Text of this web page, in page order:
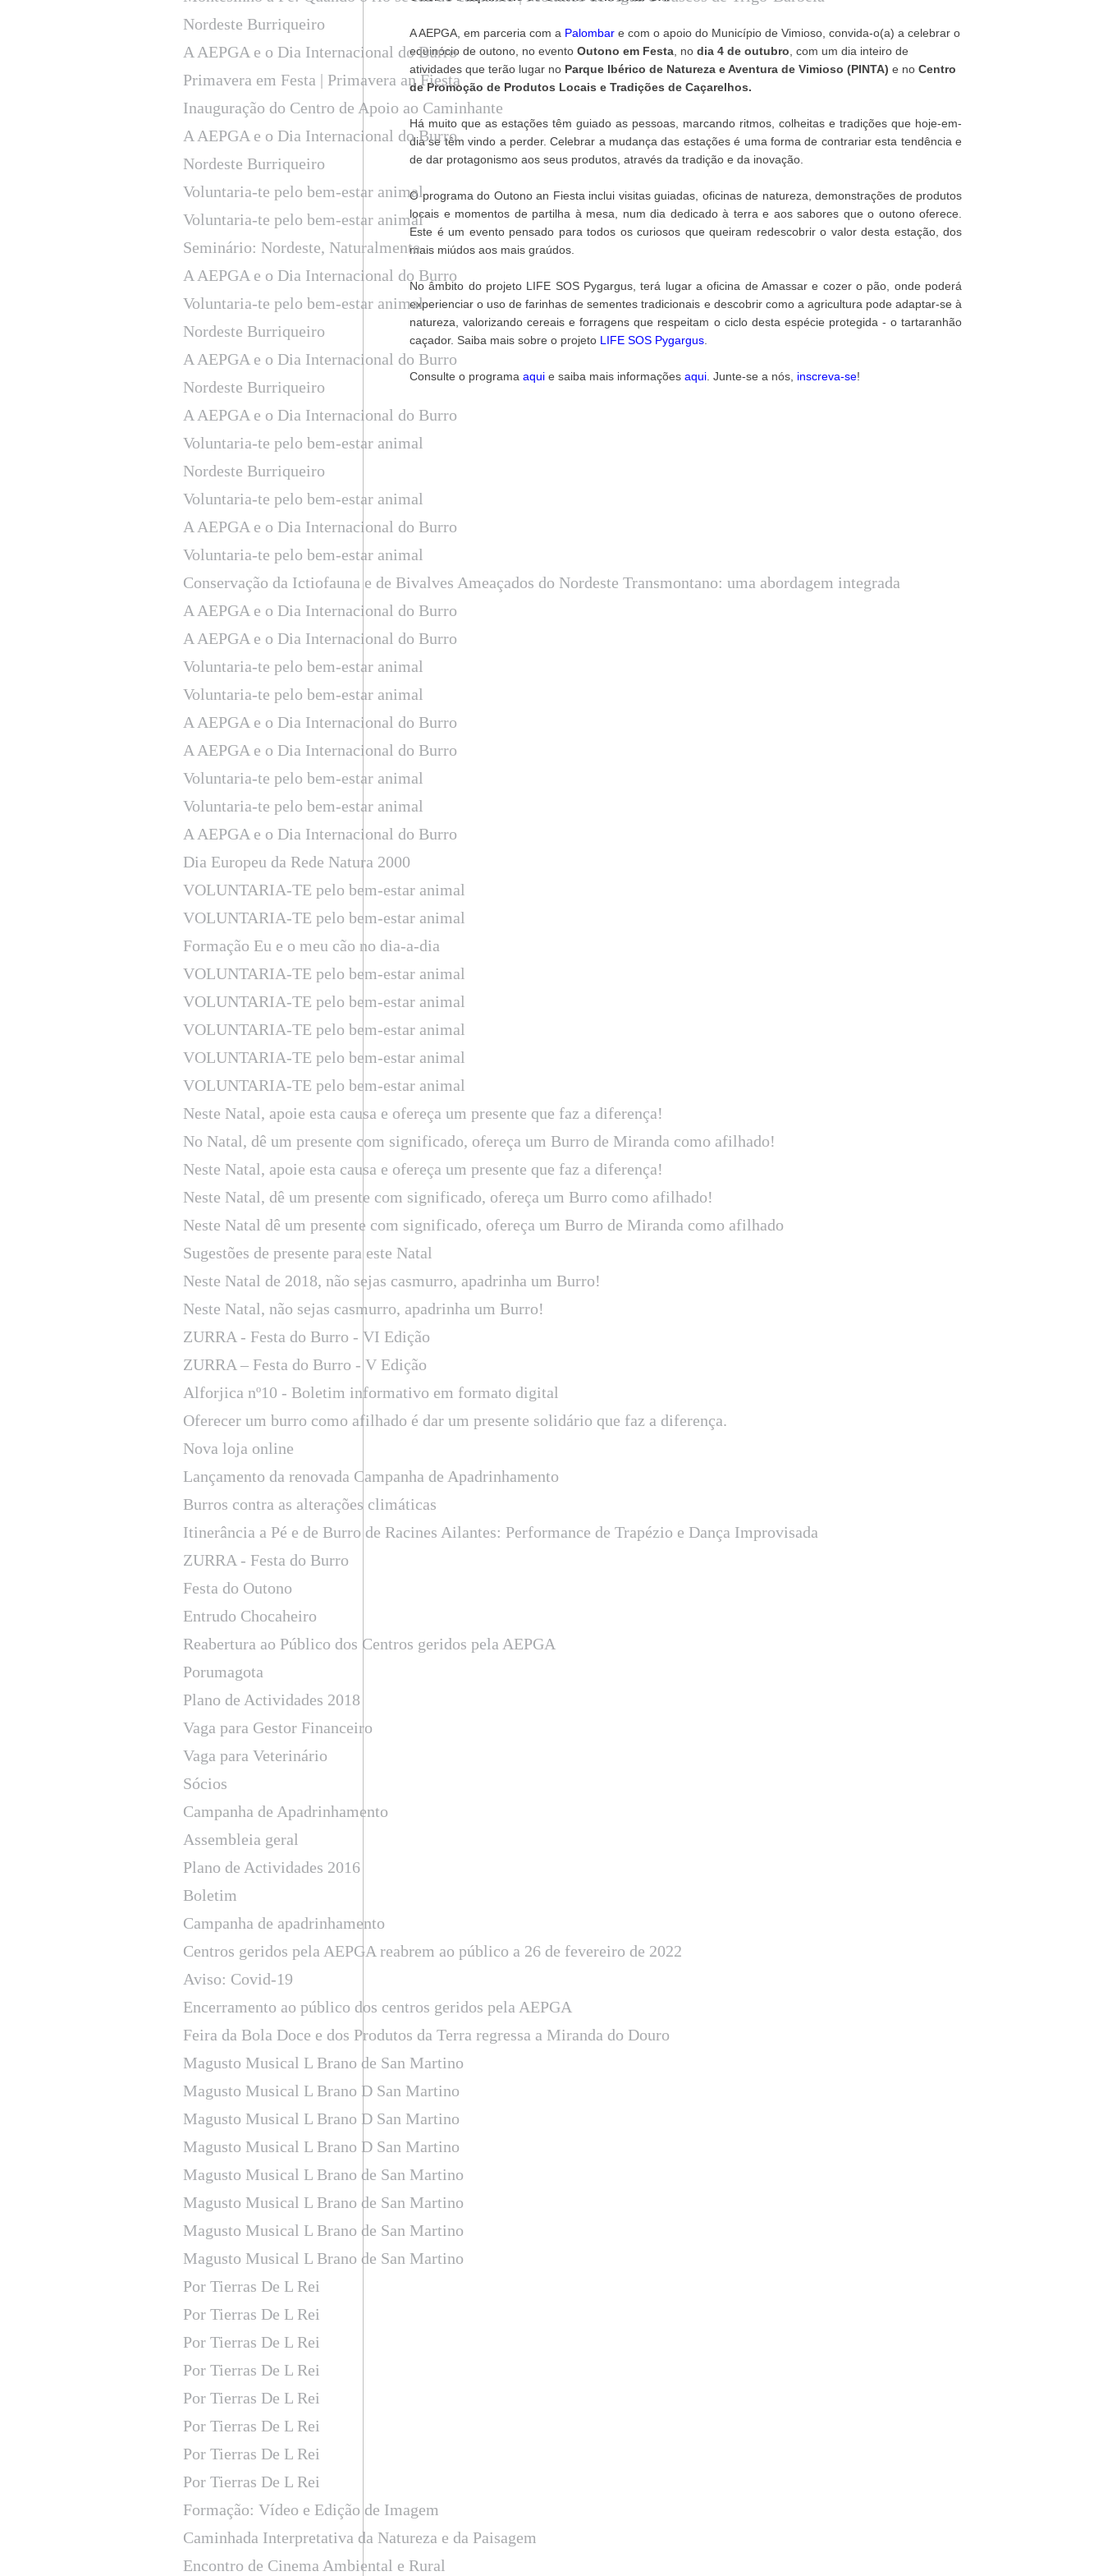
A AEPGA, em parceria com a Palombar e com o apoio do Município de Vimioso, convida-o(a) a celebrar o
equinócio de outono, no evento Outono em Festa , no dia 4 de outubro , com um dia inteiro de
atividades que terão lugar no Parque Ibérico de Natureza e Aventura de Vimioso (PINTA) e no Centro
de Promoção de Produtos Locais e Tradições de Caçarelhos.
Há muito que as estações têm guiado as pessoas, marcando ritmos, colheitas e tradições que hoje-em-
dia se têm vindo a perder. Celebrar a mudança das estações é uma forma de contrariar esta tendência e
de dar protagonismo aos seus produtos, através da tradição e da inovação.
O programa do Outono an Fiesta inclui visitas guiadas, oficinas de natureza, demonstrações de produtos
locais e momentos de partilha à mesa, num dia dedicado à terra e aos sabores que o outono oferece.
Este é um evento pensado para todos os curiosos que queiram redescobrir o valor desta estação, dos
mais miúdos aos mais graúdos.
No âmbito do projeto LIFE SOS Pygargus, terá lugar a oficina de Amassar e cozer o pão, onde poderá
experienciar o uso de farinhas de sementes tradicionais e descobrir como a agricultura pode adaptar-se à
natureza, valorizando cereais e forragens que respeitam o ciclo desta espécie protegida - o tartaranhão
caçador. Saiba mais sobre o projeto LIFE SOS Pygargus
Consulte o programa aqui e saiba mais informações aqui . Junte-se a nós, inscreva-se!
Nordeste Burriqueiro
A AEPGA e o Dia Internacional do Burro
Primavera em Festa | Primavera an Fiesta
Inauguração do Centro de Apoio ao Caminhante
A AEPGA e o Dia Internacional do Burro
Nordeste Burriqueiro
Voluntaria-te pelo bem-estar animal
Voluntaria-te pelo bem-estar animal
Seminário: Nordeste, Naturalmente
A AEPGA e o Dia Internacional do Burro
Voluntaria-te pelo bem-estar animal
Nordeste Burriqueiro
A AEPGA e o Dia Internacional do Burro
Nordeste Burriqueiro
A AEPGA e o Dia Internacional do Burro
Voluntaria-te pelo bem-estar animal
Nordeste Burriqueiro
Voluntaria-te pelo bem-estar animal
A AEPGA e o Dia Internacional do Burro
Voluntaria-te pelo bem-estar animal
Conservação da Ictiofauna e de Bivalves Ameaçados do Nordeste Transmontano: uma abordagem integrada
A AEPGA e o Dia Internacional do Burro
A AEPGA e o Dia Internacional do Burro
Voluntaria-te pelo bem-estar animal
Voluntaria-te pelo bem-estar animal
A AEPGA e o Dia Internacional do Burro
A AEPGA e o Dia Internacional do Burro
Voluntaria-te pelo bem-estar animal
Voluntaria-te pelo bem-estar animal
A AEPGA e o Dia Internacional do Burro
Dia Europeu da Rede Natura 2000
VOLUNTARIA-TE pelo bem-estar animal
VOLUNTARIA-TE pelo bem-estar animal
Formação Eu e o meu cão no dia-a-dia
VOLUNTARIA-TE pelo bem-estar animal
VOLUNTARIA-TE pelo bem-estar animal
VOLUNTARIA-TE pelo bem-estar animal
VOLUNTARIA-TE pelo bem-estar animal
VOLUNTARIA-TE pelo bem-estar animal
Neste Natal, apoie esta causa e ofereça um presente que faz a diferença!
No Natal, dê um presente com significado, ofereça um Burro de Miranda como afilhado!
Neste Natal, apoie esta causa e ofereça um presente que faz a diferença!
Neste Natal, dê um presente com significado, ofereça um Burro como afilhado!
Neste Natal dê um presente com significado, ofereça um Burro de Miranda como afilhado
Sugestões de presente para este Natal
Neste Natal de 2018, não sejas casmurro, apadrinha um Burro!
Neste Natal, não sejas casmurro, apadrinha um Burro!
ZURRA - Festa do Burro - VI Edição
ZURRA – Festa do Burro - V Edição
Alforjica nº10 - Boletim informativo em formato digital
Oferecer um burro como afilhado é dar um presente solidário que faz a diferença.
Nova loja online
Lançamento da renovada Campanha de Apadrinhamento
Burros contra as alterações climáticas
Itinerância a Pé e de Burro de Racines Ailantes: Performance de Trapézio e Dança Improvisada
ZURRA - Festa do Burro
Festa do Outono
Entrudo Chocaheiro
Reabertura ao Público dos Centros geridos pela AEPGA
Porumagota
Plano de Actividades 2018
Vaga para Gestor Financeiro
Vaga para Veterinário
Sócios
Campanha de Apadrinhamento
Assembleia geral
Plano de Actividades 2016
Boletim
Campanha de apadrinhamento
Centros geridos pela AEPGA reabrem ao público a 26 de fevereiro de 2022
Aviso: Covid-19
Encerramento ao público dos centros geridos pela AEPGA
Feira da Bola Doce e dos Produtos da Terra regressa a Miranda do Douro
Magusto Musical L Brano de San Martino
Magusto Musical L Brano D San Martino
Magusto Musical L Brano D San Martino
Magusto Musical L Brano D San Martino
Magusto Musical L Brano de San Martino
Magusto Musical L Brano de San Martino
Magusto Musical L Brano de San Martino
Magusto Musical L Brano de San Martino
Por Tierras De L Rei
Por Tierras De L Rei
Por Tierras De L Rei
Por Tierras De L Rei
Por Tierras De L Rei
Por Tierras De L Rei
Por Tierras De L Rei
Por Tierras De L Rei
Formação: Vídeo e Edição de Imagem
Caminhada Interpretativa da Natureza e da Paisagem
Encontro de Cinema Ambiental e Rural